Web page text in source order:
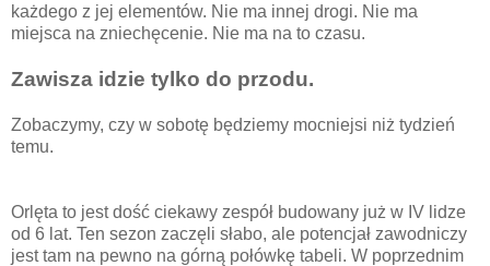
każdego z jej elementów. Nie ma innej drogi. Nie ma
miejsca na zniechęcenie. Nie ma na to czasu.
Zawisza idzie tylko do przodu.
Zobaczymy, czy w sobotę będziemy mocniejsi niż tydzień
temu.
Orlęta to jest dość ciekawy zespół budowany już w IV lidze
od 6 lat. Ten sezon zaczęli słabo, ale potencjał zawodniczy
jest tam na pewno na górną połówkę tabeli. W poprzednim